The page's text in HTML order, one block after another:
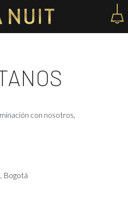
con nosotros,
Bogotá